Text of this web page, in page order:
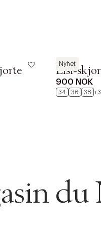
Nyhet
A-VIEW
Elsi-
900 NOK
34 36 38 +3
du